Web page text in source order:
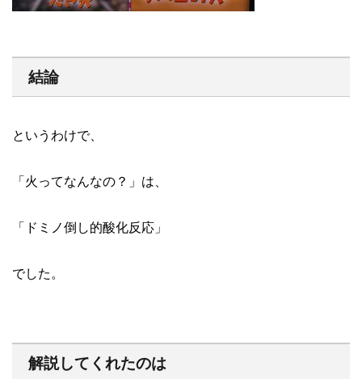
結論
というわけで、
「火ってなんなの？」は、
「ドミノ倒し的酸化反応」
でした。
解説してくれたのは